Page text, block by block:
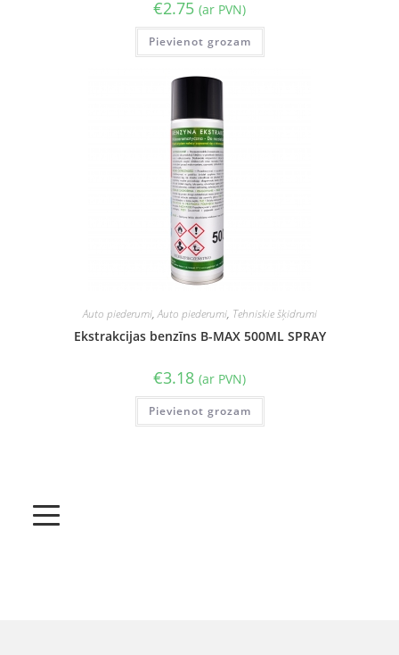
€2.75 (ar PVN)
Pievienot grozam
Auto piederumi,Auto piederumi, Tehniskie šķidrumi
Ekstrakcijas benzīns B-MAX 500ML SPRAY
€3.18 (ar PVN)
Pievienot grozam